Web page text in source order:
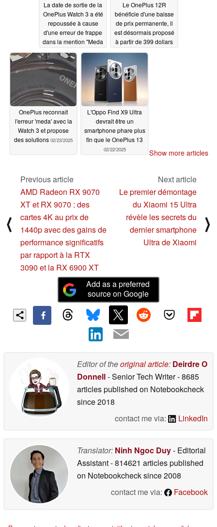
La date de sortie de la
OnePlus Watch 3 a été
repoussée à cause
d'une erreur de frappe
dans la mention "Meda
in China"02/26/2025
Le OnePlus 12R
bénéficie d'une baisse
de prix permanente, il
est désormais proposé
à partir de 399 dollars
02/25/2025
OnePlus reconnaît
l'erreur 'meda' avec la
Watch 3 et propose
des solutions 02/23/2025
L'Oppo Find X9 Ultra
devrait être un
smartphone phare plus
fin que le OnePlus 13
02/22/2025 Show more articles
⟨
Previous article
AMD Radeon RX 9070
XT et RX 9070 : des
cartes 4K au prix de
1440p avec des gains de
performance significatifs
par rapport à la RTX
3090 et la RX 6900 XT
Next article
Le premier démontage
du Xiaomi 15 Ultra
révèle les secrets du
dernier smartphone
Ultra de Xiaomi
⟩
Add as a preferred
source on Google
Editor of theoriginal article: Deirdre O
Donnell- Senior Tech Writer- 8685
articles published on Notebookcheck
since 2018
contact me via:
LinkedIn
Translator: Ninh Ngoc Duy- Editorial
Assistant- 814621 articles published
on Notebookchecksince 2008
contact me via:
Facebook